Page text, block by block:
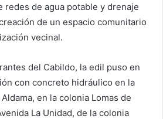
redes de agua potable y drenaje
de un espacio comunitario
vecinal.
del Cabildo, la edil puso en
con concreto hidráulico en la
en la colonia Lomas de
La Unidad, de la colonia